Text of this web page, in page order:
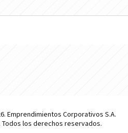
Emprendimientos Corporativos S.A.
Todos los derechos reservados.